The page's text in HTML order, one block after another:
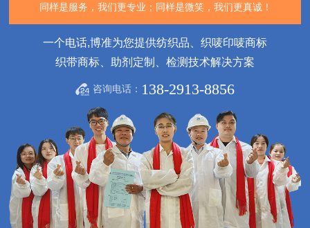
同样是服务，我们更专业； 同样是微笑，我们更真诚！
一个电话,博准为您提供纺织品、织唛印唛商标
织带商标、助剂定制、检测技术解决方案
咨询电话： 138-2913-8856